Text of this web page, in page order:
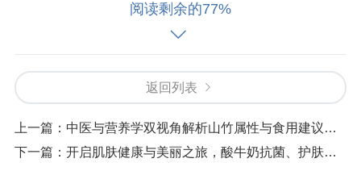
的合成，改善缺铁性贫血；
- 红枣中还含维生素C（约24毫克/100克），能
促进铁的吸收转化——单吃红枣时，铁的吸收率约
5%，但搭配银耳中的植物多糖（能提升肠道对铁的
转运能力），吸收率可提升至10%-15%；
阅读剩余的77%
返回列表
上一篇： 中医与营养学双视角解析山竹属性与食用建议，它是热性还是凉性？
下一篇： 开启肌肤健康与美丽之旅，酸牛奶抗菌、护肤、美容！